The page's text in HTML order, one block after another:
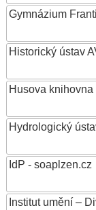
Gymnázium
Historický ústav
Husova
Hydrologický
IdP - soaplzen.cz
Institut umění –